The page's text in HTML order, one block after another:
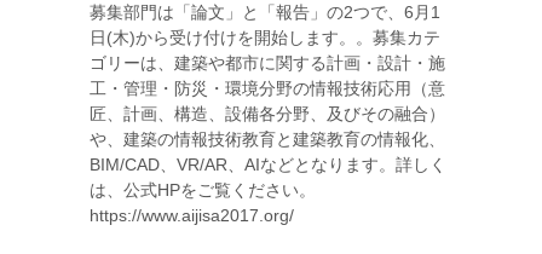
募集部門は「論文」と「報告」の2つで、6月1
日(木)から受け付けを開始します。。募集カテ
ゴリーは、建築や都市に関する計画・設計・施
工・管理・防災・環境分野の情報技術応用（意
匠、計画、構造、設備各分野、及びその融合）
や、建築の情報技術教育と建築教育の情報化、
BIM/CAD、VR/AR、AIなどとなります。詳しく
は、公式HPをご覧ください。
https://www.aijisa2017.org/